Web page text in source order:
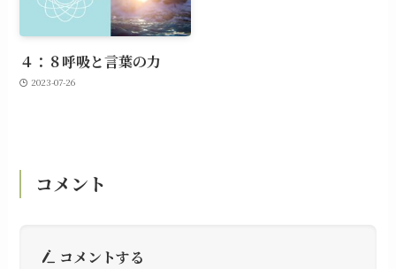
４：８呼吸と言葉の力
2023-07-26
コメント
コメントする